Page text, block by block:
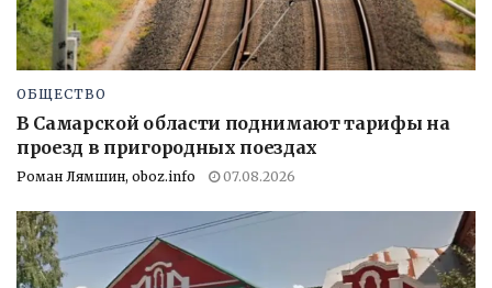
ОБЩЕСТВО
В Самарской области поднимают тарифы на
проезд в пригородных поездах
Роман Лямшин, oboz.info 07.08.2026